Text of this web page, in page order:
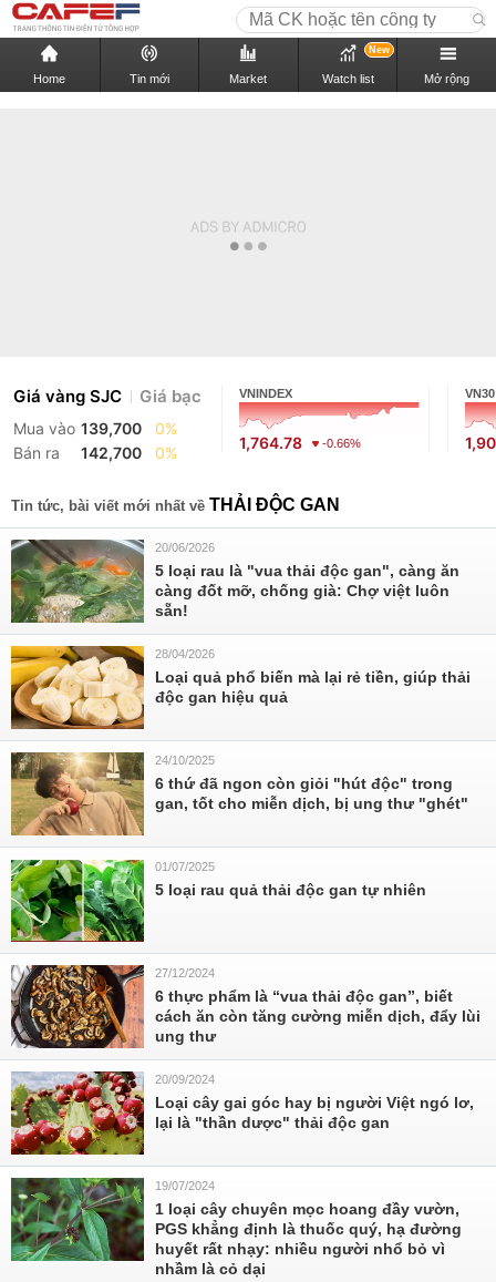
Home Tin mới Market Watch list
New
Mở rộng
Giá vàng SJC Giá bạc
Mua vào 139,700
0%
Bán ra
142,700 0%
VNINDEX
1,764.78 -0.66%
VN30
Tin tức, bài viết mới nhất về THẢI ĐỘC GAN
20/06/2026
5 loại rau là "vua thải độc gan", càng ăn
càng đốt mỡ, chống già: Chợ việt luôn
sẵn!
28/04/2026
Loại quả phổ biến mà lại rẻ tiền, giúp thải
độc gan hiệu quả
24/10/2025
6 thứ đã ngon còn giỏi "hút độc" trong
gan, tốt cho miễn dịch, bị ung thư "ghét"
01/07/2025
5 loại rau quả thải độc gan tự nhiên
27/12/2024
6 thực phẩm là “vua thải độc gan”, biết
cách ăn còn tăng cường miễn dịch, đẩy lùi
ung thư
20/09/2024
Loại cây gai góc hay bị người Việt ngó lơ,
lại là "thần dược" thải độc gan
19/07/2024
1 loại cây chuyên mọc hoang đầy vườn,
PGS khẳng định là thuốc quý, hạ đường
huyết rất nhạy: nhiều người nhổ bỏ vì
nhầm là cỏ dại